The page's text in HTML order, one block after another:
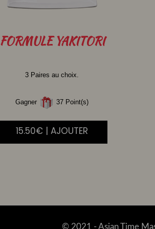
FORMULEYAKITORI
3 Paires au choix.
Gagner 37 Point(s)
15.50€ | AJOUTER
© 2021 -Asian Time